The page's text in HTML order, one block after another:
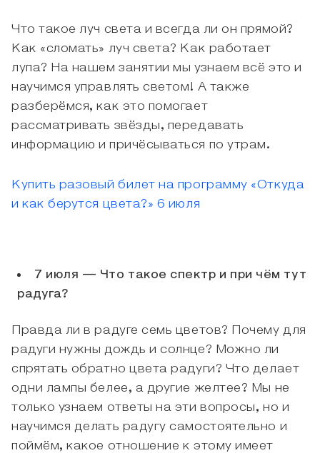
Что такое луч света и всегда ли он прямой?
Как «сломать» луч света? Как работает
лупа? На нашем занятии мы узнаем всё это и
научимся управлять светом! А также
разберёмся, как это помогает
рассматривать звёзды, передавать
информацию и причёсываться по утрам.
Купить разовый билет на программу «Откуда
и как берутся цвета?» 6 июля
7 июля — Что такое спектр и при чём тут
радуга?
Правда ли в радуге семь цветов? Почему для
радуги нужны дождь и солнце? Можно ли
спрятать обратно цвета радуги? Что делает
одни лампы белее, а другие желтее? Мы не
только узнаем ответы на эти вопросы, но и
научимся делать радугу самостоятельно и
поймём, какое отношение к этому имеет